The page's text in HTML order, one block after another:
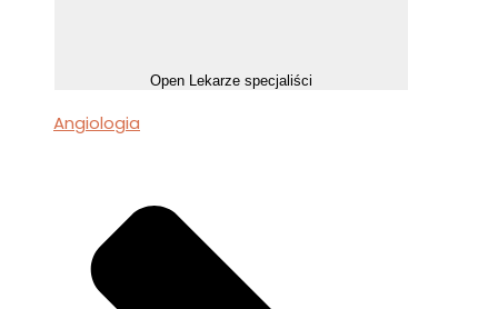
Open Lekarze specjaliści
Angiologia